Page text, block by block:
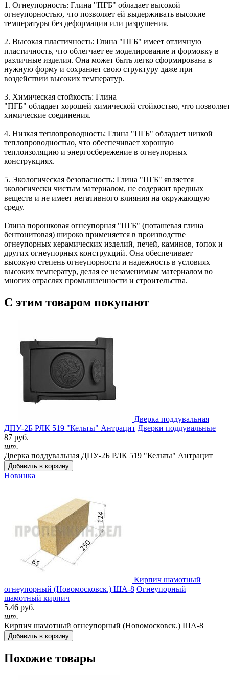
1. Огнеупорность: Глина "ПГБ" обладает высокой
огнеупорностью, что позволяет ей выдерживать высокие
температуры без деформации или разрушения.
2. Высокая пластичность: Глина "ПГБ" имеет отличную
пластичность, что облегчает ее моделирование и формовку в
различные изделия. Она может быть легко сформирована в
нужную форму и сохраняет свою структуру даже при
воздействии высоких температур.
3. Химическая стойкость: Глина
"ПГБ" обладает хорошей химической стойкостью, что
химические соединения.
4. Низкая теплопроводность: Глина "ПГБ" обладает низкой
теплопроводностью, что обеспечивает хорошую
теплоизоляцию и энергосбережение в огнеупорных
конструкциях.
5. Экологическая безопасность: Глина "ПГБ" является
экологически чистым материалом, не содержит вредных
веществ и не имеет негативного влияния на окружающую
среду.
Глина порошковая огнеупорная "ПГБ" (поташевая глина
бентонитовая) широко применяется в производстве
огнеупорных керамических изделий, печей, каминов, топок и
других огнеупорных конструкций. Она обеспечивает
высокую степень огнеупорности и надежность в условиях
высоких температур, делая ее незаменимым материалом во
многих отраслях промышленности и строительства.
С этим товаром покупают
Дверка поддувальная
ДПУ-2Б РЛК 519 "Кельты" Антрацит Дверки поддувальные
87 руб.
шт.
Дверка поддувальная ДПУ-2Б РЛК 519 "Кельты" Антрацит
Добавить в корзину
Новинка
Кирпич шамотный
огнеупорный (Новомосковск.) ША-8 Огнеупорный
шамотный кирпич
5.46 руб.
шт.
Кирпич шамотный огнеупорный (Новомосковск.) ША-8
Добавить в корзину
Похожие товары